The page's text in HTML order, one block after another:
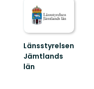
Länsstyrelsen
Jämtlands
län